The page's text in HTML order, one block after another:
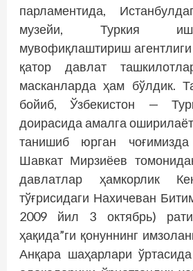
парламентида,
музейи, Туркия
мувофиқлаштириш
қатор давлат
масканларда ҳам бўлдик.
бойиб, Ўзбе­кис­тон —
доирасида амалга
танишиб юрган чоғимизда
Шавкат Мирзиёев
давлатлар ҳамкорлик
тўғрисидаги Нахичеван
2009 йил 3 октябрь)
ҳақида”ги қонуннинг
Анқара шаҳарлари